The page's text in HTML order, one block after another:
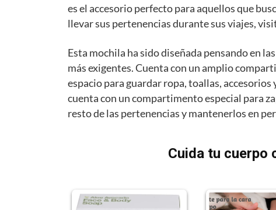
es el accesorio perfecto para aquellos que
llevar sus pertenencias durante sus viajes,
Esta mochila ha sido diseñada pensando en
más exigentes. Cuenta con un amplio
espacio para guardar ropa, toallas,
cuenta con un compartimento especial para
resto de las pertenencias y mantenerlos en
Cuida tu cuerpo